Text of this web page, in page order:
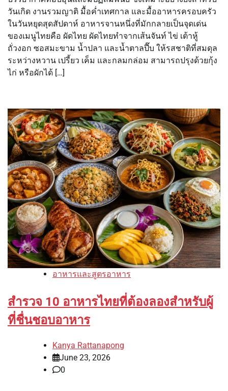
วันเกิด งานรวมญาติ มื้อค่ำเทศกาล และมื้ออาหารครอบครัว
ในวันหยุดสุดสัปดาห์ อาหารจานหนึ่งที่มักกลายเป็นจุดเด่น
ของเมนูไทยคือ ผัดไทย ผัดไทยทำจากเส้นจันท์ ไข่ เต้าหู้
ถั่วงอก ซอสมะขาม น้ำปลา และน้ำตาลปี๊บ ให้รสชาติที่สมดุล
ระหว่างหวาน เปรี้ยว เค็ม และกลมกล่อม สามารถปรุงด้วยกุ้ง
ไก่ หรือผักได้ […]
อาหารและสูตรอาหาร
สำรวจ 10 อาหารไทยที่ต้องลองสำหรับผู้
ที่ชื่นชอบอาหาร
Kanya Rattanapong
June 23, 2026
0